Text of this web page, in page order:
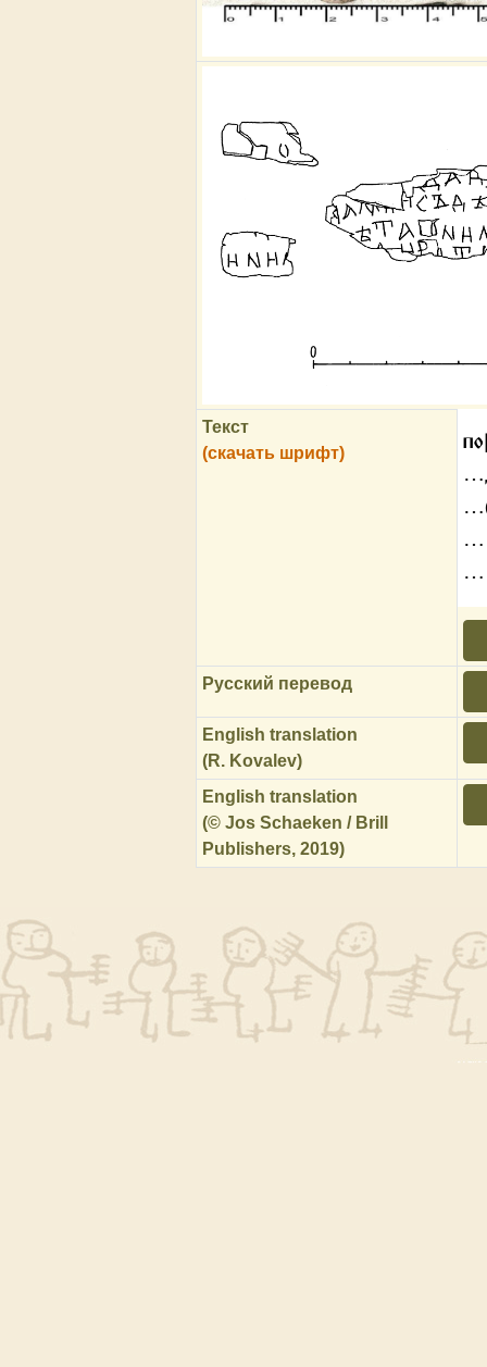
Текст
(скачать шрифт)
Русский перевод
English translation
(R. Kovalev)
English translation
(© Jos Schaeken / Brill
Publishers, 2019)